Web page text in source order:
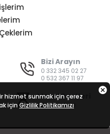
Bizi Arayın
0 332 345 02 27
0 532 367 11 97
Mesai Saatleri
08:00 - 19:00
hizmet sunmak için çerez
için Gizlilik Politikamızı